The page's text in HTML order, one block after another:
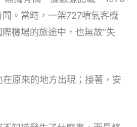
。當時，一架727噴氣客機
機場的旅途中，也無故”失
原來的地方出現；接著，安